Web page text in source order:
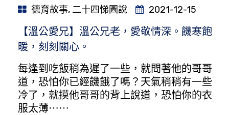
德育故事, 二十四悌圖說 2021-12-15
【溫公愛兄】溫公兄老，愛敬情深。饑寒飽
暖，刻刻關心。
每逢到吃飯稍為遲了一些，就問著他的哥哥
道，恐怕你已經饑餓了嗎？天氣稍稍有一些
冷了，就摸他哥哥的背上說道，恐怕你的衣
服太薄⋯⋯